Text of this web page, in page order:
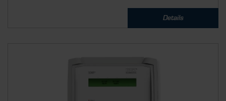
Details